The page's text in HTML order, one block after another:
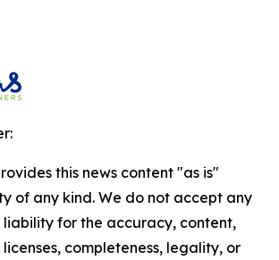
this news content "as is"
of any kind. We do not accept any
liability for the accuracy, content,
completeness, legality, or